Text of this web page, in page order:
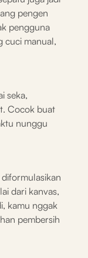
pengen
pengguna
cuci manual,
seka,
Cocok buat
nunggu
dari kanvas,
kamu nggak
pembersih